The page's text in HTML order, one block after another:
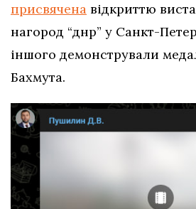
присвячена відкриттю
нагород “днр” у Санкт-
іншого демонстрували
Бахмута.